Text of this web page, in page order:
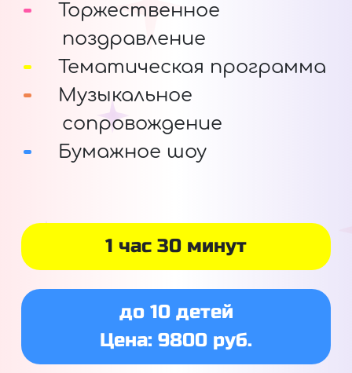
Торжественное
поздравление
Тематическая программа
Музыкальное
сопровождение
Бумажное шоу
1 час 30 минут
до 10 детей
Цена: 9800 руб.